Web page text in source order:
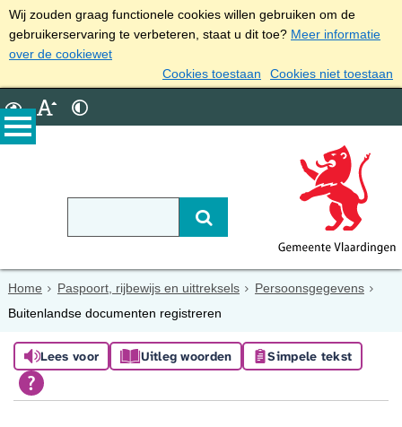
Wij zouden graag functionele cookies willen gebruiken om de
gebruikerservaring te verbeteren, staat u dit toe? Meer informatie
over de cookiewet
Cookies toestaan
Cookies niet toestaan
Home Paspoort, rijbewijs en uittreksels
Persoonsgegevens
Buitenlandse documenten registreren
Lees voor Uitleg woorden Simpele tekst